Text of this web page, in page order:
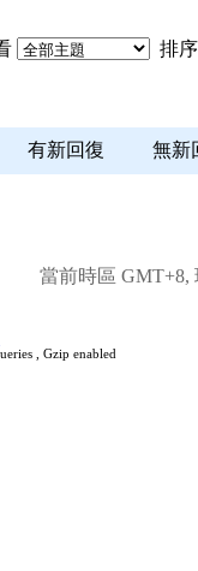
排
有新回復 無
當前時區 GMT+8,
, Gzip enabled